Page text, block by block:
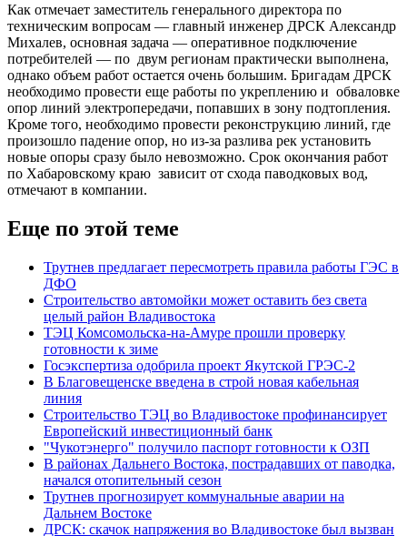
Как отмечает заместитель генерального директора по
техническим вопросам — главный инженер ДРСК Александр
Михалев, основная задача — оперативное подключение
потребителей — по двум регионам практически выполнена,
однако объем работ остается очень большим. Бригадам ДРСК
необходимо провести еще работы по укреплению и обваловке
опор линий электропередачи, попавших в зону подтопления.
Кроме того, необходимо провести реконструкцию линий, где
произошло падение опор, но из-за разлива рек установить
новые опоры сразу было невозможно. Срок окончания работ
по Хабаровскому краю зависит от схода паводковых вод,
отмечают в компании.
Еще по этой теме
Трутнев предлагает пересмотреть правила работы ГЭС в
ДФО
Строительство автомойки может оставить без света
целый район Владивостока
ТЭЦ Комсомольска-на-Амуре прошли проверку
готовности к зиме
Госэкспертиза одобрила проект Якутской ГРЭС-2
В Благовещенске введена в строй новая кабельная
линия
Строительство ТЭЦ во Владивостоке профинансирует
Европейский инвестиционный банк
"Чукотэнерго" получило паспорт готовности к ОЗП
В районах Дальнего Востока, пострадавших от паводка,
начался отопительный сезон
Трутнев прогнозирует коммунальные аварии на
Дальнем Востоке
ДРСК: скачок напряжения во Владивостоке был вызван